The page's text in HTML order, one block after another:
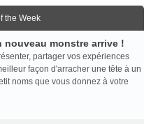
the Week
nouveau monstre arrive !
partager vos expériences
façon d'arracher une tête à un
noms que vous donnez à votre